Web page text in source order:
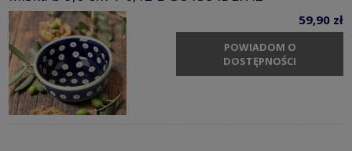
59,90 zł
POWIADOM O
DOSTĘPNOŚCI